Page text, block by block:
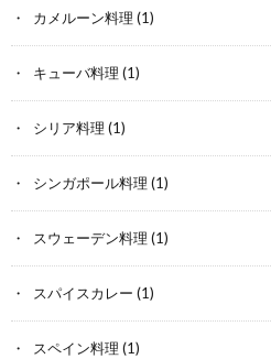
カメルーン料理 (1)
キューバ料理 (1)
シリア料理 (1)
シンガポール料理 (1)
スウェーデン料理 (1)
スパイスカレー (1)
スペイン料理 (1)